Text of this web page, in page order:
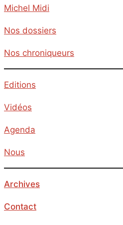
Michel Midi
Nos dossiers
Nos chroniqueurs
Editions
Vidéos
Agenda
Nous
Archives
Contact